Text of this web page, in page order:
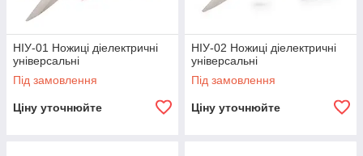
НІУ-01 Ножиці діелектричні
універсальні
Під замовлення
Ціну уточнюйте
НІУ-02 Ножиці діелектричні
універсальні
Під замовлення
Ціну уточнюйте